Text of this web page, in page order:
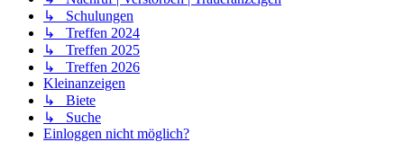
↳ Schulungen
↳ Treffen 2024
↳ Treffen 2025
↳ Treffen 2026
Kleinanzeigen
↳ Biete
↳ Suche
Einloggen nicht möglich?